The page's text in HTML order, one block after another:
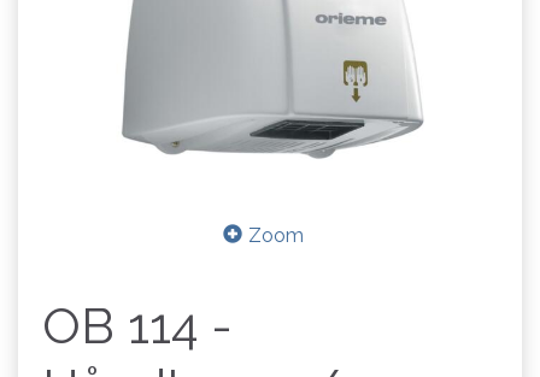
Zoom
OB 114 -